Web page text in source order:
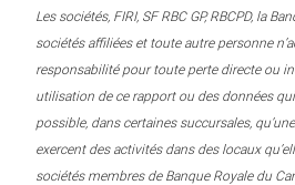
Les sociétés, FIRI, SF RBC GP, RBCPD, la
sociétés affiliées et toute autre personne
responsabilité pour toute perte directe ou
utilisation de ce rapport ou des données
possible, dans certaines succursales,
exercent des activités dans des locaux
sociétés membres de Banque Royale du